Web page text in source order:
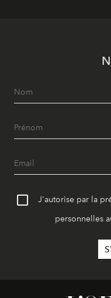
J'autorise par la
personnelles